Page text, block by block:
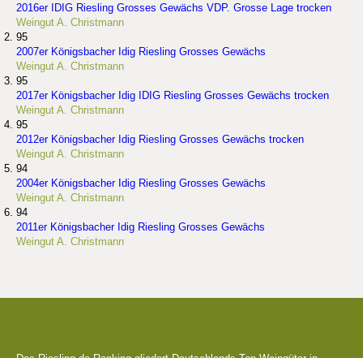
2016er IDIG Riesling Grosses Gewächs VDP. Grosse Lage trocken
Weingut A. Christmann
95
2007er Königsbacher Idig Riesling Grosses Gewächs
Weingut A. Christmann
95
2017er Königsbacher Idig IDIG Riesling Grosses Gewächs trocken
Weingut A. Christmann
95
2012er Königsbacher Idig Riesling Grosses Gewächs trocken
Weingut A. Christmann
94
2004er Königsbacher Idig Riesling Grosses Gewächs
Weingut A. Christmann
94
2011er Königsbacher Idig Riesling Grosses Gewächs
Weingut A. Christmann